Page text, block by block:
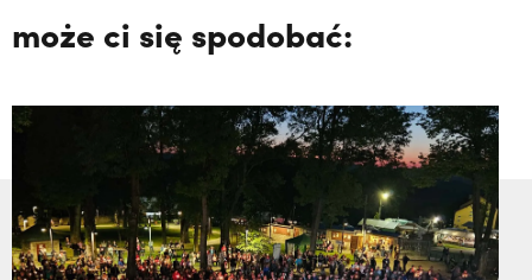
może ci się spodobać: